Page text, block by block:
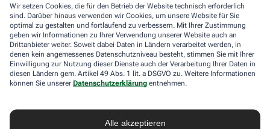
Wir setzen Cookies, die für den Betrieb der Website technisch erforderlich
sind. Darüber hinaus verwenden wir Cookies, um unsere Website für Sie
optimal zu gestalten und fortlaufend zu verbessern. Mit Ihrer Zustimmung
geben wir Informationen zu Ihrer Verwendung unserer Website auch an
Drittanbieter weiter. Soweit dabei Daten in Ländern verarbeitet werden, in
denen kein angemessenes Datenschutzniveau besteht, stimmen Sie mit Ihrer
Einwilligung zur Nutzung dieser Dienste auch der Verarbeitung Ihrer Daten in
diesen Ländern gem. Artikel 49 Abs. 1 lit. a DSGVO zu. Weitere Informationen
können Sie unserer Datenschutzerklärung entnehmen.
Alle akzeptieren
Information der Apotheke Selbherr
Apotheke Selbherr